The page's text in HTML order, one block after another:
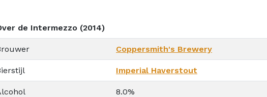
de Intermezzo (2014)
Coppersmith's Brewery
Imperial Haverstout
8.0%